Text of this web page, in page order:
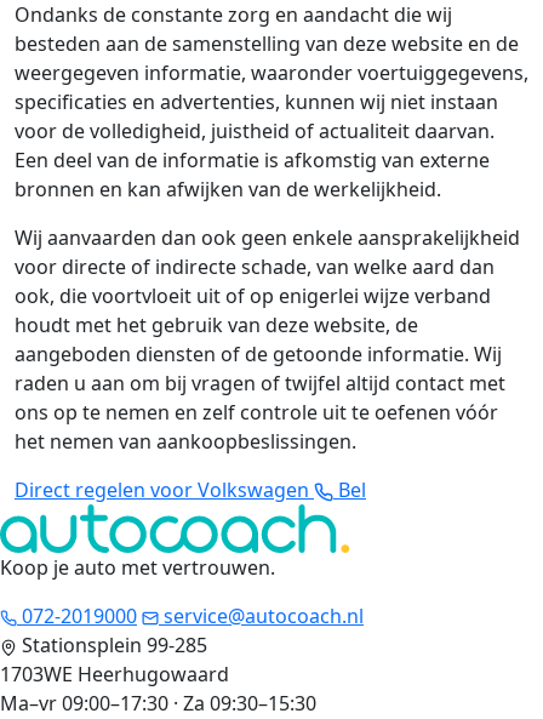
Ondanks de constante zorg en aandacht die wij
besteden aan de samenstelling van deze website en de
weergegeven informatie, waaronder voertuiggegevens,
specificaties en advertenties, kunnen wij niet instaan
voor de volledigheid, juistheid of actualiteit daarvan.
Een deel van de informatie is afkomstig van externe
bronnen en kan afwijken van de werkelijkheid.
Wij aanvaarden dan ook geen enkele aansprakelijkheid
voor directe of indirecte schade, van welke aard dan
ook, die voortvloeit uit of op enigerlei wijze verband
houdt met het gebruik van deze website, de
aangeboden diensten of de getoonde informatie. Wij
raden u aan om bij vragen of twijfel altijd contact met
ons op te nemen en zelf controle uit te oefenen vóór
het nemen van aankoopbeslissingen.
Direct regelen voor Volkswagen
Bel
Koop je auto met vertrouwen.
072-2019000
service@autocoach.nl
Stationsplein 99-285
1703WE Heerhugowaard
Ma–vr 09:00–17:30 · Za 09:30–15:30